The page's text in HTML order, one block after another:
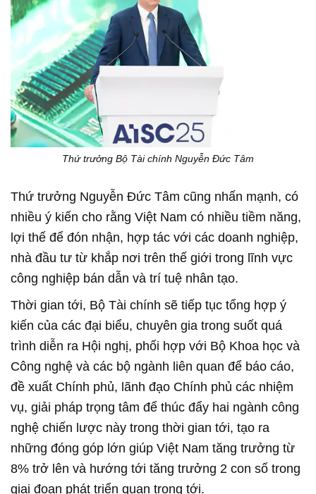
Thứ trưởng Bộ Tài chính Nguyễn Đức Tâm
Thứ trưởng Nguyễn Đức Tâm cũng nhấn mạnh, có
nhiều ý kiến cho rằng Việt Nam có nhiều tiềm năng,
lợi thế để đón nhận, hợp tác với các doanh nghiệp,
nhà đầu tư từ khắp nơi trên thế giới trong lĩnh vực
công nghiệp bán dẫn và trí tuệ nhân tạo.
Thời gian tới, Bộ Tài chính sẽ tiếp tục tổng hợp ý
kiến của các đại biểu, chuyên gia trong suốt quá
trình diễn ra Hội nghị, phối hợp với Bộ Khoa học và
Công nghệ và các bộ ngành liên quan để báo cáo,
đề xuất Chính phủ, lãnh đạo Chính phủ các nhiệm
vụ, giải pháp trọng tâm để thúc đẩy hai ngành công
nghệ chiến lược này trong thời gian tới, tạo ra
những đóng góp lớn giúp Việt Nam tăng trưởng từ
8% trở lên và hướng tới tăng trưởng 2 con số trong
giai đoạn phát triển quan trọng tới.